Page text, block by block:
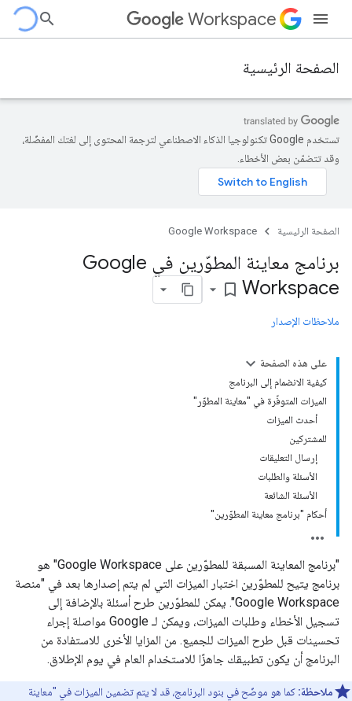
Workspace
الصفحة الرئيسية
تستخدم Google تكنولوجيا الذكاء الاصطناعي لترجمة المحتوى إلى لغتك المفضّلة،
وقد تتضمّن بعض الأخطاء.
الصفحة الرئيسية Google Workspace
برنامج معاينة المطوّرين في Google
Workspace
bookmark_border
ملاحظات الإصدار
على هذه الصفحة
كيفية الانضمام إلى البرنامج
الميزات المتوفّرة في "معاينة المطوّر"
أحدث الميزات
للمشتركين
إرسال التعليقات
الأسئلة والطلبات
الأسئلة الشائعة
أحكام "برنامج معاينة المطوّرين"
"برنامج المعاينة المسبقة للمطوّرين على Google Workspace" هو
برنامج يتيح للمطوّرين اختبار الميزات التي لم يتم إصدارها بعد في "منصة
Google Workspace". يمكن للمطوّرين طرح أسئلة بالإضافة إلى
تسجيل الأخطاء وطلبات الميزات، ويمكن لـ Google مواصلة إجراء
تحسينات قبل طرح الميزات للجميع. من المزايا الأخرى للاستفادة من
البرنامج أن يكون تطبيقك جاهزًا للاستخدام العام في يوم الإطلاق.
ملاحظة: كما هو موضّح في بنود البرنامج، قد لا يتم تضمين الميزات في "معاينة